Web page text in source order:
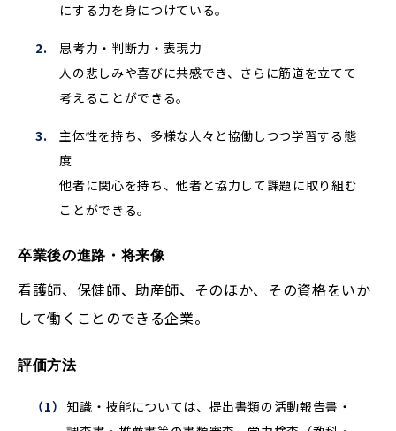
にする力を身につけている。
思考力・判断力・表現力
人の悲しみや喜びに共感でき、さらに筋道を立てて
考えることができる。
主体性を持ち、多様な人々と協働しつつ学習する態
度
他者に関心を持ち、他者と協力して課題に取り組む
ことができる。
卒業後の進路・将来像
看護師、保健師、助産師、そのほか、その資格をいか
して働くことのできる企業。
評価方法
知識・技能については、提出書類の活動報告書・